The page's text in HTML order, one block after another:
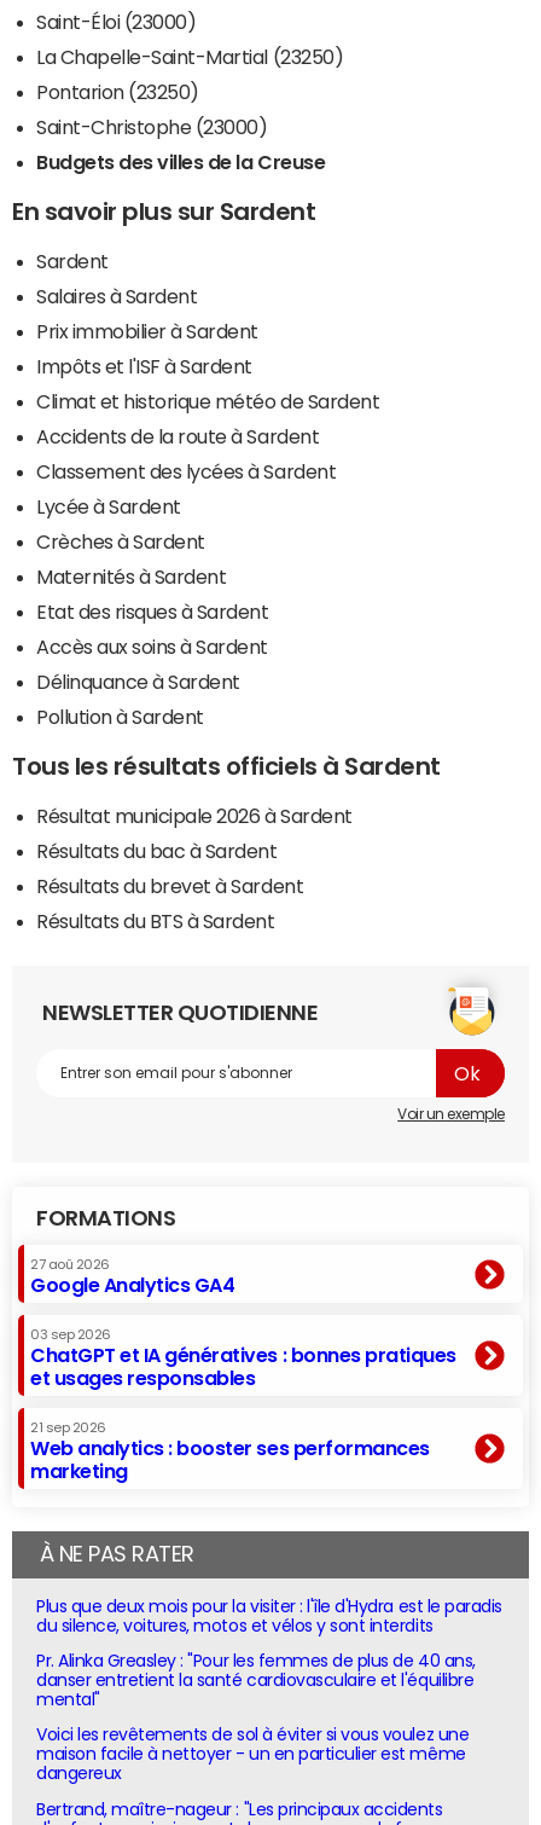
Saint-Éloi (23000)
La Chapelle-Saint-Martial (23250)
Pontarion (23250)
Saint-Christophe (23000)
Budgets des villes de la Creuse
En savoir plus sur Sardent
Sardent
Salaires à Sardent
Prix immobilier à Sardent
Impôts et l'ISF à Sardent
Climat et historique météo de Sardent
Accidents de la route à Sardent
Classement des lycées à Sardent
Lycée à Sardent
Crèches à Sardent
Maternités à Sardent
Etat des risques à Sardent
Accès aux soins à Sardent
Délinquance à Sardent
Pollution à Sardent
Tous les résultats officiels à Sardent
Résultat municipale 2026 à Sardent
Résultats du bac à Sardent
Résultats du brevet à Sardent
Résultats du BTS à Sardent
NEWSLETTER QUOTIDIENNE
Voir un exemple
FORMATIONS
27 aoû 2026
Google Analytics GA4
03 sep 2026
ChatGPT et IA génératives : bonnes pratiques
et usages responsables
21 sep 2026
Web analytics : booster ses performances
marketing
À NE PAS RATER
Plus que deux mois pour la visiter : l'île d'Hydra est le paradis
du silence, voitures, motos et vélos y sont interdits
Pr. Alinka Greasley : "Pour les femmes de plus de 40 ans,
danser entretient la santé cardiovasculaire et l'équilibre
mental"
Voici les revêtements de sol à éviter si vous voulez une
maison facile à nettoyer - un en particulier est même
dangereux
Bertrand, maître-nageur : "Les principaux accidents